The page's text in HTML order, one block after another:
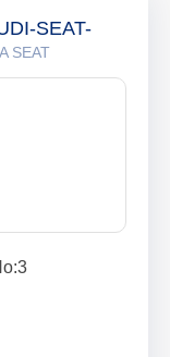
SEAT-
SEAT